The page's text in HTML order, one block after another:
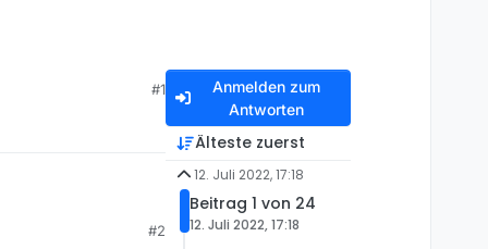
#1
#2
Anmelden zum
Antworten
Älteste zuerst
12. Juli 2022, 17:18
Beitrag 1 von 24
12. Juli 2022, 17:18